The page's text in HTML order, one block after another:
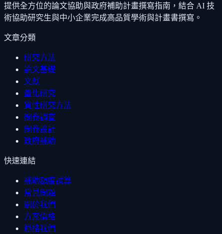
提供全方位的論文協助與政府補助計畫撰寫指南，結合 AI 技
術協助研究生與中小企業完成高品質學術與計畫書撰寫。
文章分類
研究方法
論文基礎
文獻
量化研究
質性研究方法
問卷調查
問卷設計
政府補助
快速連結
補助額度試算
常見問題
關於我們
方案價格
聯絡我們